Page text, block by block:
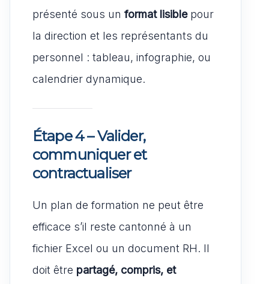
présenté sous un format lisiblepour
la direction et les représentants du
personnel : tableau, infographie, ou
calendrier dynamique.
Étape 4 – Valider,
communiquer et
contractualiser
Un plan de formation ne peut être
efficace s’il reste cantonné à un
fichier Excel ou un document RH. Il
doit être partagé, compris, et